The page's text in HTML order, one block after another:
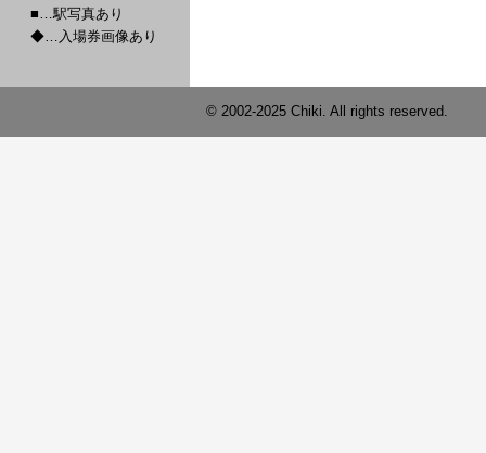
■…駅写真あり
◆…入場券画像あり
© 2002-2025 Chiki. All rights reserved.